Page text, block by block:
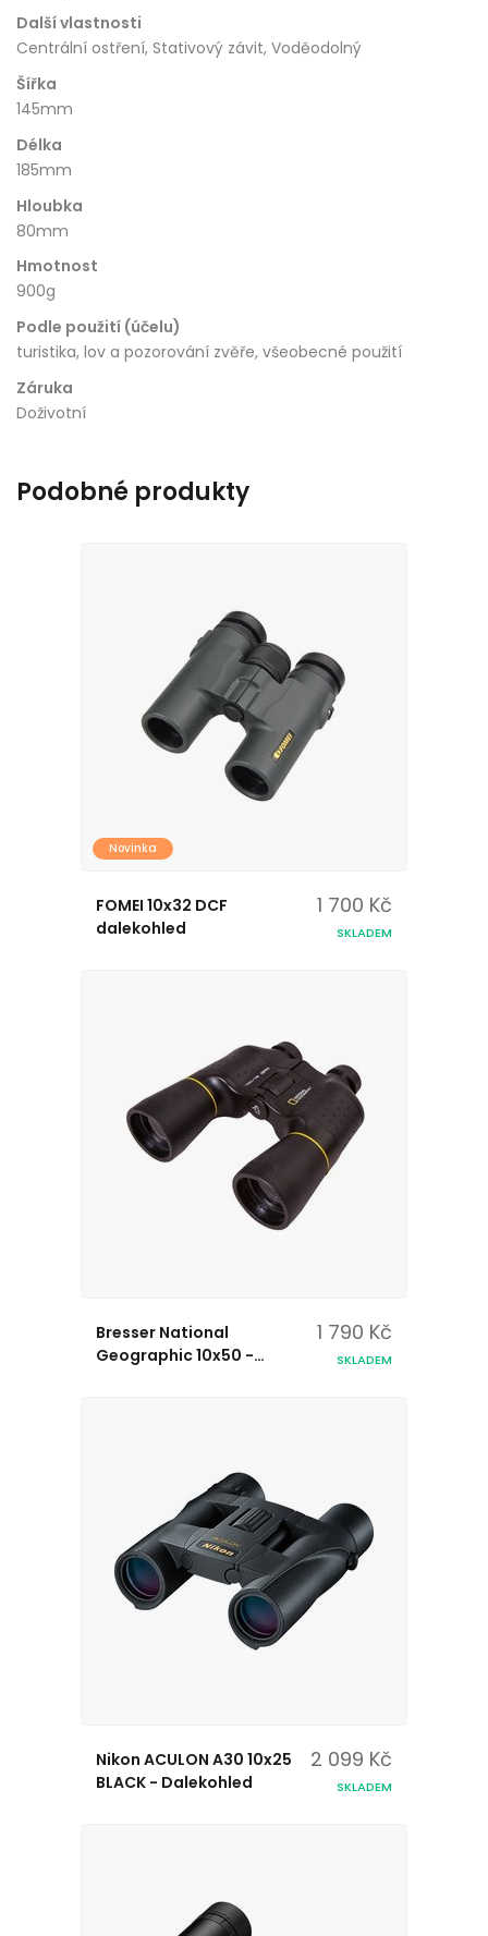
Další vlastnosti
Centrální ostření, Stativový závit, Voděodolný
Šířka
145mm
Délka
185mm
Hloubka
80mm
Hmotnost
900g
Podle použití (účelu)
turistika, lov a pozorování zvěře, všeobecné použití
Záruka
Doživotní
Podobné produkty
Novinka
FOMEI 10x32 DCF
dalekohled
1 700 Kč
SKLADEM
Bresser National
Geographic 10x50 -
1 790 Kč
SKLADEM
Nikon ACULON A30 10x25
BLACK - Dalekohled
2 099 Kč
SKLADEM